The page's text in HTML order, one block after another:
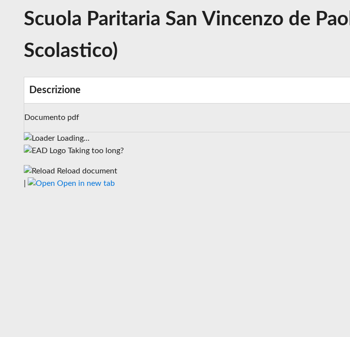
Scuola Paritaria San Vincenzo de
Scolastico)
Descrizione
Documento pdf
Loading...
Taking too long?
Reload document
Open in new tab